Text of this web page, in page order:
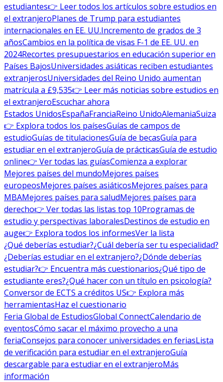
estudiantes👉 Leer todos los artículos sobre estudios en
el extranjeroPlanes de Trump para estudiantes
internacionales en EE. UU.Incremento de grados de 3
añosCambios en la política de visas F-1 de EE. UU. en
2024Recortes presupuestarios en educación superior en
Países BajosUniversidades asiáticas reciben estudiantes
extranjerosUniversidades del Reino Unido aumentan
matrícula a £9,535👉 Leer más noticias sobre estudios en
el extranjeroEscuchar ahora
Estados UnidosEspañaFranciaReino UnidoAlemaniaSuiza
👉 Explora todos los paísesGuías de campos de
estudioGuías de titulacionesGuía de becasGuía para
estudiar en el extranjeroGuía de prácticasGuía de estudio
online👉 Ver todas las guíasComienza a explorar
Mejores países del mundoMejores países
europeosMejores países asiáticosMejores países para
MBAMejores países para saludMejores países para
derecho👉 Ver todas las listas top 10Programas de
estudio y perspectivas laboralesDestinos de estudio en
auge👉 Explora todos los informesVer la lista
¿Qué deberías estudiar?¿Cuál debería ser tu especialidad?
¿Deberías estudiar en el extranjero?¿Dónde deberías
estudiar?👉 Encuentra más cuestionarios¿Qué tipo de
estudiante eres?¿Qué hacer con un título en psicología?
Conversor de ECTS a créditos US👉 Explora más
herramientasHaz el cuestionario
Feria Global de EstudiosGlobal ConnectCalendario de
eventosCómo sacar el máximo provecho a una
feriaConsejos para conocer universidades en feriasLista
de verificación para estudiar en el extranjeroGuía
descargable para estudiar en el extranjeroMás
información